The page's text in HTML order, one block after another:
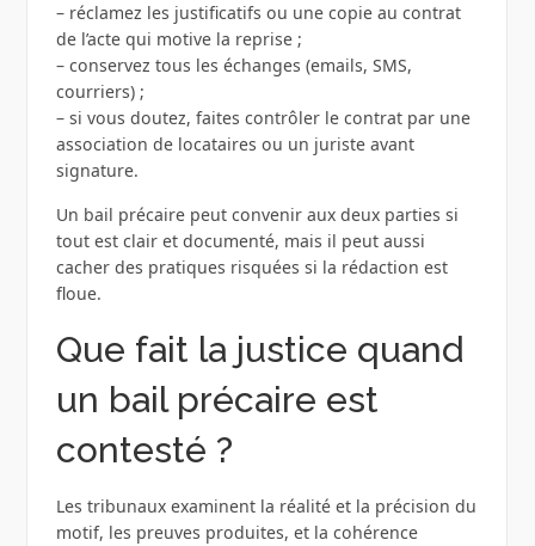
– réclamez les justificatifs ou une copie au contrat
de l’acte qui motive la reprise ;
– conservez tous les échanges (emails, SMS,
courriers) ;
– si vous doutez, faites contrôler le contrat par une
association de locataires ou un juriste avant
signature.
Un bail précaire peut convenir aux deux parties si
tout est clair et documenté, mais il peut aussi
cacher des pratiques risquées si la rédaction est
floue.
Que fait la justice quand
un bail précaire est
contesté ?
Les tribunaux examinent la réalité et la précision du
motif, les preuves produites, et la cohérence